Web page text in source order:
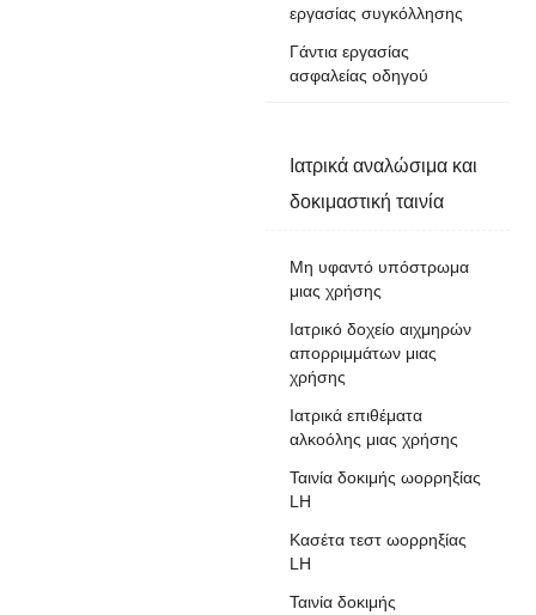
εργασίας συγκόλλησης
Γάντια εργασίας
ασφαλείας οδηγού
Ιατρικά αναλώσιμα και
δοκιμαστική ταινία
Μη υφαντό υπόστρωμα
μιας χρήσης
Ιατρικό δοχείο αιχμηρών
απορριμμάτων μιας
χρήσης
Ιατρικά επιθέματα
αλκοόλης μιας χρήσης
Ταινία δοκιμής ωορρηξίας
LH
Κασέτα τεστ ωορρηξίας
LH
Ταινία δοκιμής